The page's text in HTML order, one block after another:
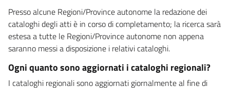
Presso alcune Regioni/Province autonome la redazione dei
cataloghi degli atti è in corso di completamento; la ricerca sarà
estesa a tutte le Regioni/Province autonome non appena
saranno messi a disposizione i relativi cataloghi.
Ogni quanto sono aggiornati i cataloghi regionali?
I cataloghi regionali sono aggiornati giornalmente al fine di